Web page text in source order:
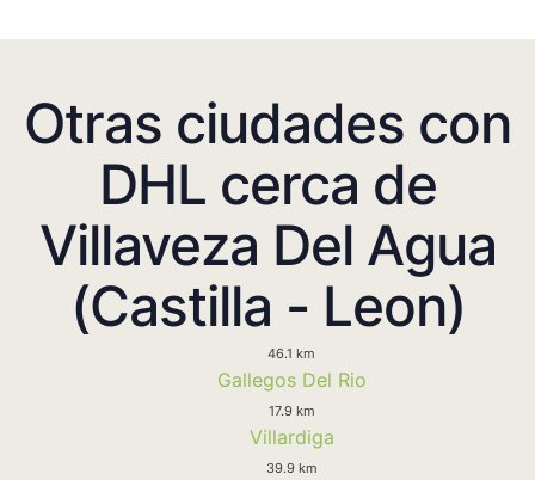
Otras ciudades con
DHL cerca de
Villaveza Del Agua
(Castilla - Leon)
46.1 km
Gallegos Del Rio
17.9 km
Villardiga
39.9 km